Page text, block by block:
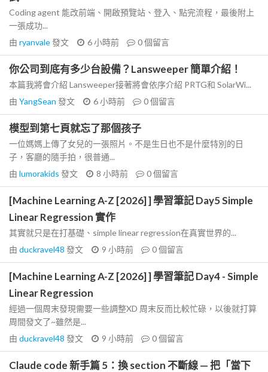
Coding agent 能改前端、開啟預覽站、登入、點完流程，最後附上
一張成功...
由 ryanvale發文 6 小時前 0個留言
你公司到底有多少台設備？Lansweeper 簡單介紹！
本篇我將會介紹 Lansweeper接著將會依序介紹 PRTG和 SolarWi...
由 YangSean 發文 6 小時前 0個留言
模型到第七頁就忘了那個孩子
一位媽媽上傳了女兒的一張照片。不是生日也不是什麼特別的日
子，客廳的隨手拍，很普通...
由 lumorakids 發文 8 小時前 0個留言
[Machine Learning A-Z [2026] ] 學習筆記 Day5 Simple
Linear Regression 實作
其實就只是在打基礎、simple linear regression在真實世界的...
由 duckravel48 發文 9 小時前 0個留言
[Machine Learning A-Z [2026] ] 學習筆記 Day4 - Simple
Linear Regression
經過一個周末發現需要一些調整XD 周末反而比較忙碌，以後就打算
周間發文了~雖然是...
由 duckravel48 發文 9 小時前 0個留言
Claude code 新手篇 5：換 section 不斷線 — 把「當下